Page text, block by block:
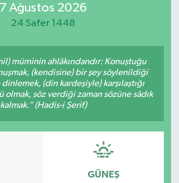
7 Ağustos 2026
24 Safer 1448
müminin ahlâkındandır: Konuştuğu
(kendisine) bir şey söylenildiği
(din kardeşiyle) karşılaştığı
olmak, söz verdiği zaman sözüne sâdık
kalmak.” (Hadis-i Şerif)
GÜNEŞ